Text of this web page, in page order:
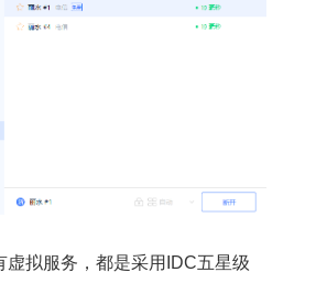
虚拟服务，都是采用IDC五星级